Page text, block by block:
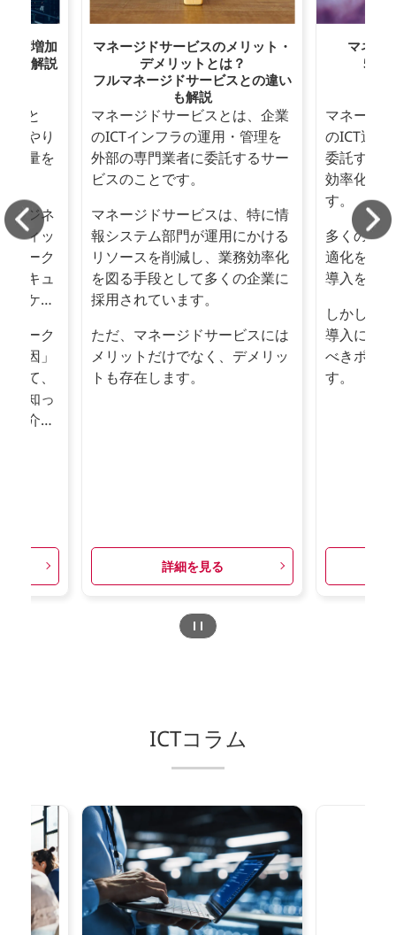
が増加
いて解説
クと
でやり
総量を
ビジネ
フィッ
ワーク
セキュ
るケー
ワーク
原因」
いて、
が知っ
紹介い
マネージドサービスのメリット・
デメリットとは？
フルマネージドサービスとの違い
も解説
マネージドサービスとは、企業
のICTインフラの運用・管理を
外部の専門業者に委託するサー
ビスのことです。
マネージドサービスは、特に情
報システム部門が運用にかける
リソースを削減し、業務効率化
を図る手段として多くの企業に
採用されています。
ただ、マネージドサービスには
メリットだけでなく、デメリッ
トも存在します。
詳細を見る
マネー
5つ
マネージ
のICT運用
委託する
効率化を
す。
多くの企
適化を目
導入を検
しかし、
導入に際
べきポイ
す。
ICTコラム